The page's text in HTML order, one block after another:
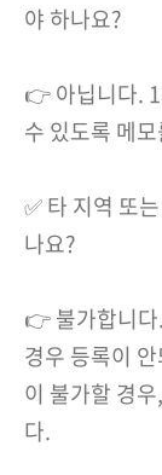
야 하나요?
👉 아닙니다.
수 있도록 메
✅ 타 지역 또
나요?
👉 불가합니
경우 등록이
이 불가할 경
다.